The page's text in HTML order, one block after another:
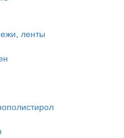
ленты